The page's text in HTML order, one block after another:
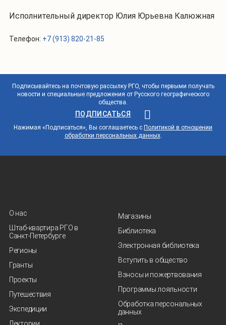
Исполнительный директор Юлия Юрьевна Калюжная
Телефон: +7 (913) 820-21-85
Подписывайтесь на почтовую рассылку РГО, чтобы первыми получать
новости и специальные предложения от Русского географического
общества.
ПОДПИСАТЬСЯ
Нажимая «Подписаться», Вы соглашаетесь с Политикой в отношении
обработки персональных данных.
О нас
Штаб-квартира РГО в
Санкт‑Петербурге
Регионы
Гранты
Проекты
Путешествия
Экспедиции
Магазины
Библиотека
Электронная библиотека
Вступить в общество
Взносы и пожертвования
Программы лояльности
Обработка персональных
данных